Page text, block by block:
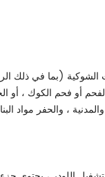
الشوكية (بما في ذلك
أو فحم الكوك ، أو
، والحفر مواد